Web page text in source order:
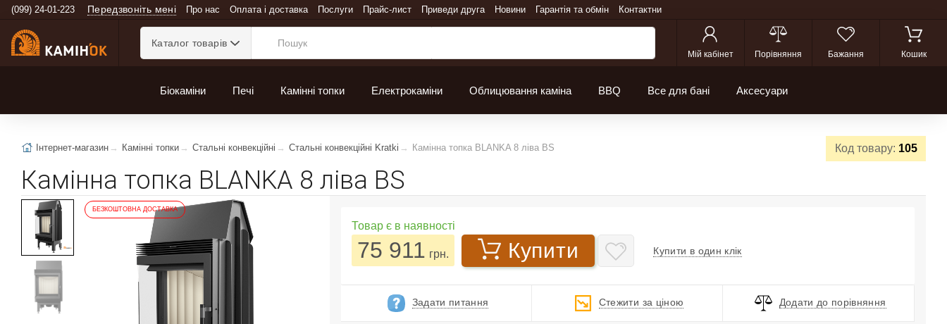
(099) 24-01-223 Передзвоніть мені Про нас Оплата і доставка Послуги Прайс-лист Приведи друга Новини Гарантія та обмін Контактни
Каталог товарів
Мій кабінет Порівняння Бажання Кошик
Біокаміни Печі Камінні топки Електрокаміни Облицювання каміна BBQ Все для бані Аксесуари
Код товару: 105
Інтернет-магазин Камінні топки Стальні конвекційні Стальні конвекційні Kratki Камінна топка BLANKA 8 ліва BS
Камінна топка BLANKA 8 ліва BS
БЕЗКОШТОВНА ДОСТАВКА
Товар є в наявності
75 911 грн. Купити Купити в один клік
Задати питання Стежити за ціною Додати до порівняння